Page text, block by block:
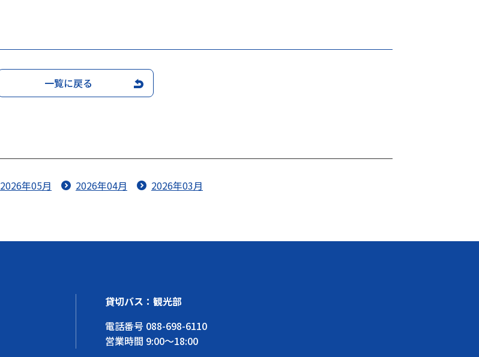
一覧に戻る
2026年05月 2026年04月 2026年03月
貸切バス：観光部
電話番号 088-698-6110
営業時間 9:00～18:00